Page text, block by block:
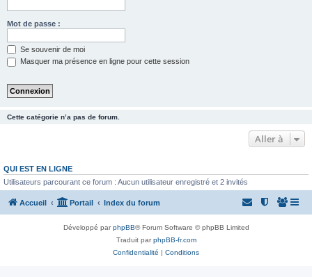
Mot de passe :
Se souvenir de moi
Masquer ma présence en ligne pour cette session
Cette catégorie n’a pas de forum.
Aller à
QUI EST EN LIGNE
Utilisateurs parcourant ce forum : Aucun utilisateur enregistré et 2 invités
Accueil Portail Index du forum
Développé parphpBB® Forum Software © phpBB Limited
Traduit parphpBB-fr.com
Confidentialité | Conditions